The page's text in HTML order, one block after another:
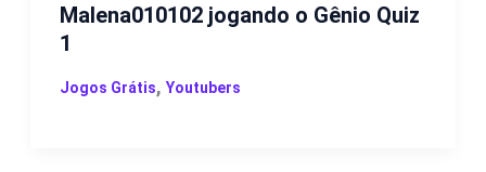
Malena010102 jogando o Gênio Quiz
1
Jogos Grátis, Youtubers